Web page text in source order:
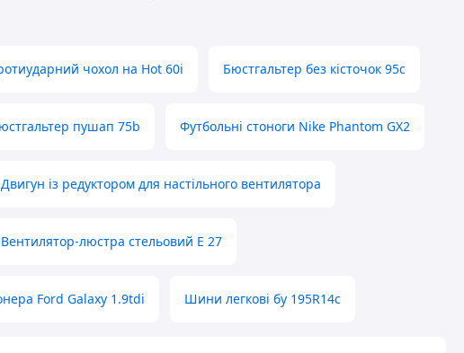
чохол на Hot 60i Бюстгальтер без кісточок 95с
пушап 75b Футбольні стоноги Nike Phantom GX2
Двигун із редуктором для настільного вентилятора
Вентилятор-люстра стельовий E 27
Ford Galaxy 1.9tdi Шини легкові бу 195R14c